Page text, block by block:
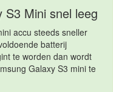
Mini snel leeg
accu steeds sneller
batterij
te worden dan wordt
Galaxy S3 mini te